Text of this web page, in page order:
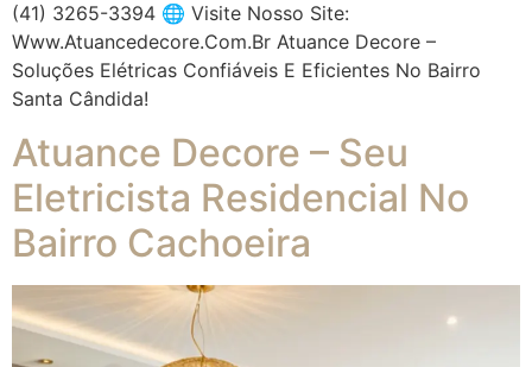
(41) 3265-3394 🌐 Visite Nosso Site:
Www.atuancedecore.com.br Atuance Decore –
Soluções Elétricas Confiáveis E Eficientes No Bairro
Santa Cândida!
Atuance Decore – Seu
Eletricista Residencial No
Bairro Cachoeira